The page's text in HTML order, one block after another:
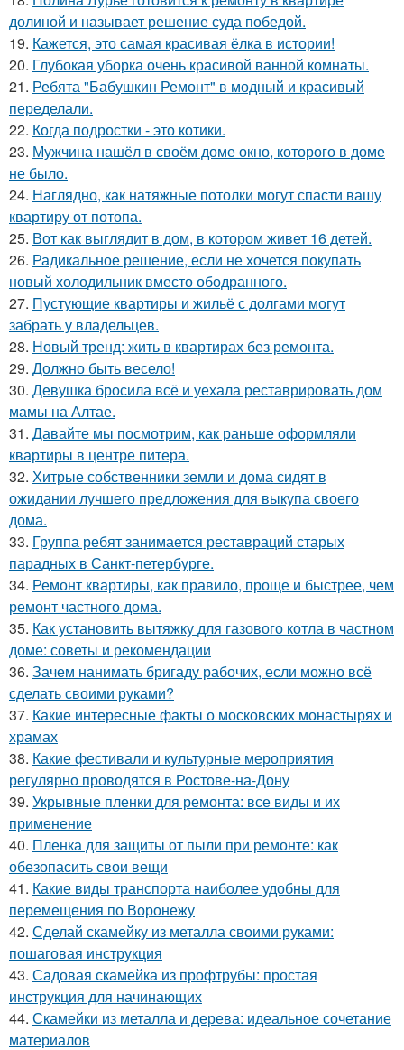
долиной и называет решение суда победой.
19. Кажется, это самая красивая ёлка в истории!
20. Глубокая уборка очень красивой ванной комнаты.
21. Ребята "Бабушкин Ремонт" в модный и красивый
переделали.
22. Когда подростки - это котики.
23. Мужчина нашёл в своём доме окно, которого в доме
не было.
24. Наглядно, как натяжные потолки могут спасти вашу
квартиру от потопа.
25. Вот как выглядит в дом, в котором живет 16 детей.
26. Радикальное решение, если не хочется покупать
новый холодильник вместо ободранного.
27. Пустующие квартиры и жильё с долгами могут
забрать у владельцев.
28. Новый тренд: жить в квартирах без ремонта.
29. Должно быть весело!
30. Девушка бросила всё и уехала реставрировать дом
мамы на Алтае.
31. Давайте мы посмотрим, как раньше оформляли
квартиры в центре питера.
32. Хитрые собственники земли и дома сидят в
ожидании лучшего предложения для выкупа своего
дома.
33. Группа ребят занимается реставраций старых
парадных в Санкт-петербурге.
34. Ремонт квартиры, как правило, проще и быстрее, чем
ремонт частного дома.
35. Как установить вытяжку для газового котла в частном
доме: советы и рекомендации
36. Зачем нанимать бригаду рабочих, если можно всё
сделать своими руками?
37. Какие интересные факты о московских монастырях и
храмах
38. Какие фестивали и культурные мероприятия
регулярно проводятся в Ростове-на-Дону
39. Укрывные пленки для ремонта: все виды и их
применение
40. Пленка для защиты от пыли при ремонте: как
обезопасить свои вещи
41. Какие виды транспорта наиболее удобны для
перемещения по Воронежу
42. Сделай скамейку из металла своими руками:
пошаговая инструкция
43. Садовая скамейка из профтрубы: простая
инструкция для начинающих
44. Скамейки из металла и дерева: идеальное сочетание
материалов